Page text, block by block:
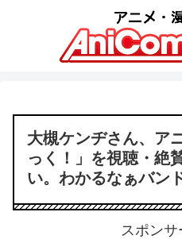
大槻ケンヂさん、ア
っく！」を視聴・絶
い。わかるなぁバン
スポンサ